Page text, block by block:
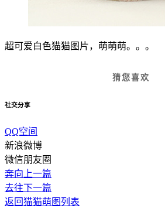
超可爱白色猫猫图片，萌萌萌。。。
猜您喜欢
社交分享
QQ空间
新浪微博
微信朋友圈
奔向上一篇
去往下一篇
返回猫猫萌图列表